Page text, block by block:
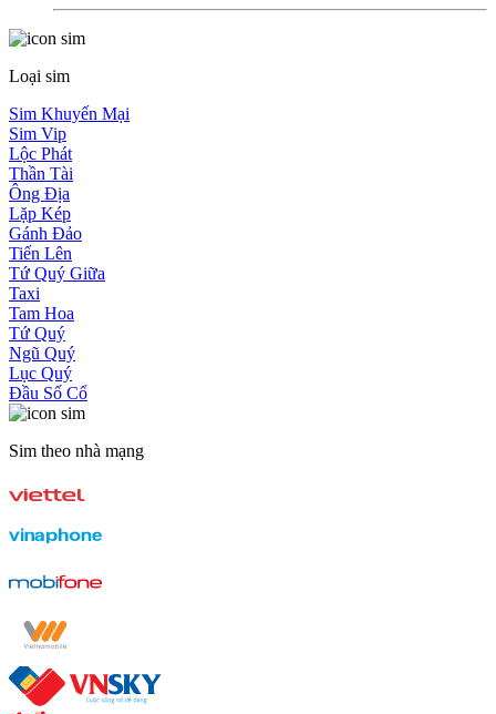
Loại sim
Sim Khuyến Mại
Sim Vip
Lộc Phát
Thần Tài
Ông Địa
Lặp Kép
Gánh Đảo
Tiến Lên
Tứ Quý Giữa
Taxi
Tam Hoa
Tứ Quý
Ngũ Quý
Lục Quý
Đầu Số Cổ
Sim theo nhà mạng